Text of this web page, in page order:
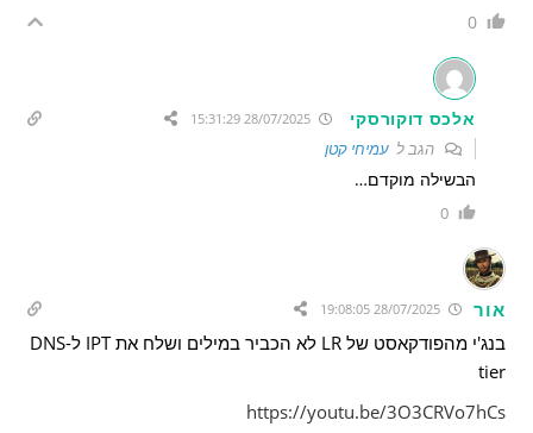
0
אלכס דוקורסקי
הגב לעמיחי קטן
הבשילה מוקדם…
0
אור
בנג'י מהפודקאסט של LR לא הכביר במילים ושלח את IPT ל-DNS
tier
https://youtu.be/3O3CRVo7hCs